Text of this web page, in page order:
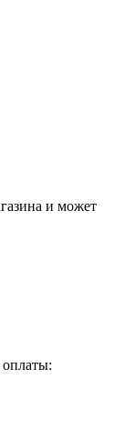
и может